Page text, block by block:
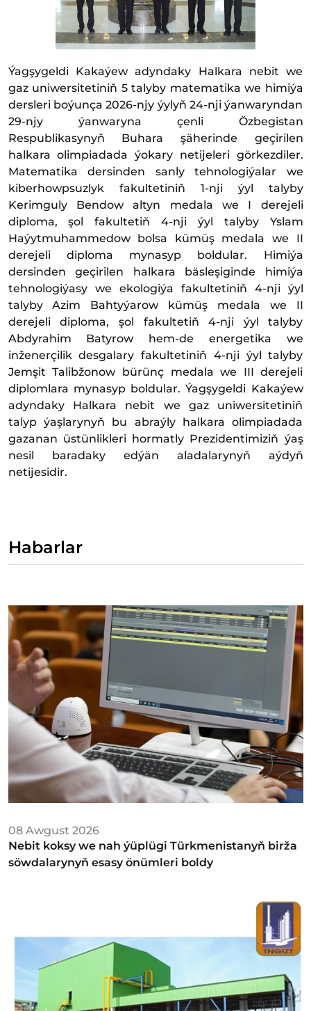
Ýagşygeldi Kakaýew adyndaky Halkara nebit we
gaz uniwersitetiniň 5 talyby matematika we himiýa
dersleri boýunça 2026-njy ýylyň 24-nji ýanwaryndan
29-njy ýanwaryna çenli Özbegistan
Respublikasynyň Buhara şäherinde geçirilen
halkara olimpiadada ýokary netijeleri görkezdiler.
Matematika dersinden sanly tehnologiýalar we
kiberhowpsuzlyk fakultetiniň 1-nji ýyl talyby
Kerimguly Bendow altyn medala we I derejeli
diploma, şol fakultetiň 4-nji ýyl talyby Yslam
Haýytmuhammedow bolsa kümüş medala we II
derejeli diploma mynasyp boldular. Himiýa
dersinden geçirilen halkara bäsleşiginde himiýa
tehnologiýasy we ekologiýa fakultetiniň 4-nji ýyl
talyby Azim Bahtyýarow kümüş medala we II
derejeli diploma, şol fakultetiň 4-nji ýyl talyby
Abdyrahim Batyrow hem-de energetika we
inženerçilik desgalary fakultetiniň 4-nji ýyl talyby
Jemşit Talibžonow bürünç medala we III derejeli
diplomlara mynasyp boldular. Ýagşygeldi Kakaýew
adyndaky Halkara nebit we gaz uniwersitetiniň
talyp ýaşlarynyň bu abraýly halkara olimpiadada
gazanan üstünlikleri hormatly Prezidentimiziň ýaş
nesil baradaky edýän aladalarynyň aýdyň
netijesidir.
Habarlar
08 Awgust 2026
Nebit koksy we nah ýüplügi Türkmenistanyň birža
söwdalarynyň esasy önümleri boldy